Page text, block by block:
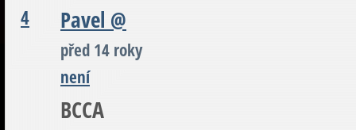
4 Pavel @
před 14 roky
není
BCCA